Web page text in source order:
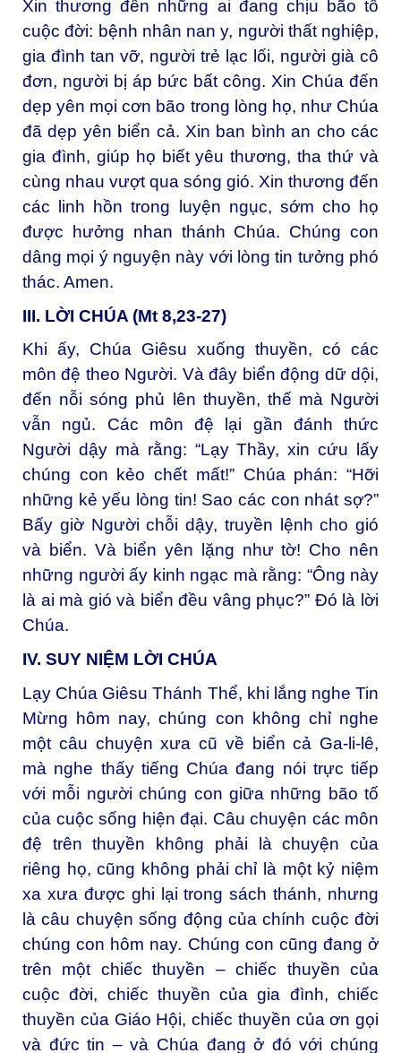
Xin thương đến những ai đang chịu bão tố
cuộc đời: bệnh nhân nan y, người thất nghiệp,
gia đình tan vỡ, người trẻ lạc lối, người già cô
đơn, người bị áp bức bất công. Xin Chúa đến
dẹp yên mọi cơn bão trong lòng họ, như Chúa
đã dẹp yên biển cả. Xin ban bình an cho các
gia đình, giúp họ biết yêu thương, tha thứ và
cùng nhau vượt qua sóng gió. Xin thương đến
các linh hồn trong luyện ngục, sớm cho họ
được hưởng nhan thánh Chúa. Chúng con
dâng mọi ý nguyện này với lòng tin tưởng phó
thác. Amen.
III. LỜI CHÚA (Mt 8,23-27)
Khi ấy, Chúa Giêsu xuống thuyền, có các
môn đệ theo Người. Và đây biển động dữ dội,
đến nỗi sóng phủ lên thuyền, thế mà Người
vẫn ngủ. Các môn đệ lại gần đánh thức
Người dậy mà rằng: “Lạy Thầy, xin cứu lấy
chúng con kẻo chết mất!” Chúa phán: “Hỡi
những kẻ yếu lòng tin! Sao các con nhát sợ?”
Bấy giờ Người chỗi dậy, truyền lệnh cho gió
và biển. Và biển yên lặng như tờ! Cho nên
những người ấy kinh ngạc mà rằng: “Ông này
là ai mà gió và biển đều vâng phục?” Đó là lời
Chúa.
IV. SUY NIỆM LỜI CHÚA
Lạy Chúa Giêsu Thánh Thể, khi lắng nghe Tin
Mừng hôm nay, chúng con không chỉ nghe
một câu chuyện xưa cũ về biển cả Ga-li-lê,
mà nghe thấy tiếng Chúa đang nói trực tiếp
với mỗi người chúng con giữa những bão tố
của cuộc sống hiện đại. Câu chuyện các môn
đệ trên thuyền không phải là chuyện của
riêng họ, cũng không phải chỉ là một kỷ niệm
xa xưa được ghi lại trong sách thánh, nhưng
là câu chuyện sống động của chính cuộc đời
chúng con hôm nay. Chúng con cũng đang ở
trên một chiếc thuyền – chiếc thuyền của
cuộc đời, chiếc thuyền của gia đình, chiếc
thuyền của Giáo Hội, chiếc thuyền của ơn gọi
và đức tin – và Chúa đang ở đó với chúng